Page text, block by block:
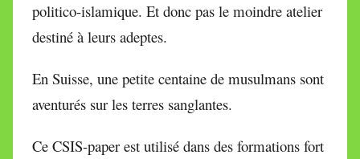
politico-islamique. Et donc pas le moindre atelier
destiné à leurs adeptes.
En Suisse, une petite centaine de musulmans sont
aventurés sur les terres sanglantes.
Ce CSIS-paper est utilisé dans des formations fort